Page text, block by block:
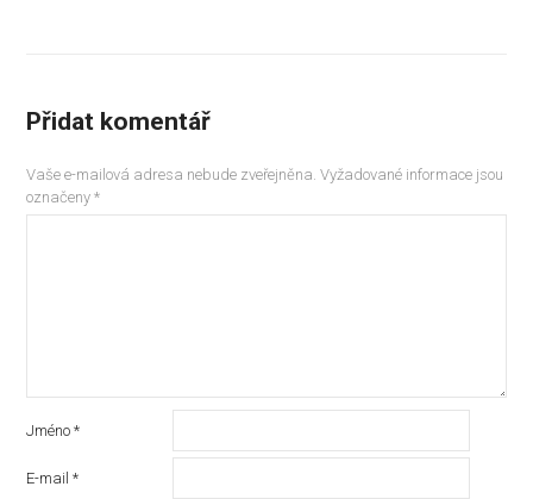
Přidat komentář
Vaše e-mailová adresa nebude zveřejněna. Vyžadované informace jsou
označeny*
Jméno*
E-mail*